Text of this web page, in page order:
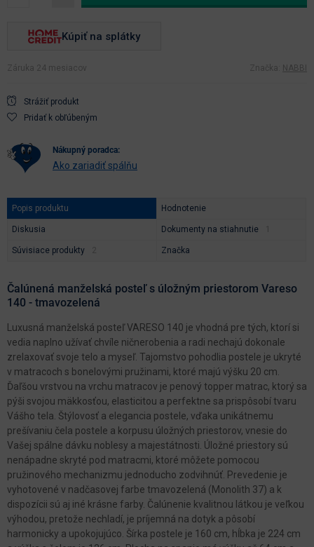
Kúpiť na splátky
Záruka 24 mesiacov Značka: NABBI
Strážiť produkt
Pridať k obľúbeným
nákupný poradca:
Ako zariadiť spálňu
Popis produktu Hodnotenie
Diskusia Dokumenty na stiahnutie
Súvisiace produkty Značka
Čalúnená manželská posteľ s úložným priestorom Vareso
140 - tmavozelená
Luxusná manželská posteľ VARESO 140 je vhodná pre tých, ktorí si
vedia naplno užívať chvíle ničnerobenia a radi nechajú dokonale
zrelaxovať svoje telo a myseľ. Tajomstvo pohodlia postele je ukryté
v matracoch s bonelovými pružinami, ktoré majú výšku 20 cm.
Ďaľšou vrstvou na vrchu matracov je penový topper matrac, ktorý sa
pýši svojou mäkkosťou, elasticitou a perfektne sa prispôsobí tvaru
Vášho tela. Štýlovosť a elegancia postele, vďaka unikátnemu
prešívaniu čela postele a korpusu úložných priestorov, vnesie do
Vašej spálne dávku noblesy a majestátnosti. Úložné priestory sú
nenápadne skryté pod matracmi, ktoré môžete pomocou
pružinového mechanizmu jednoducho zodvihnúť. Prevedenie je
vyhotovené v nadčasovej farbe tmavozelená (Monolith 37) a k
dispozícii sú aj iné krásne farby. Čalúnenie kvalitnou látkou je veľkou
výhodou, pretože nechladí, je príjemná na dotyk a pôsobí
harmonicky a upokojujúco. Šírka postele je 160 cm, hĺbka je 224 cm